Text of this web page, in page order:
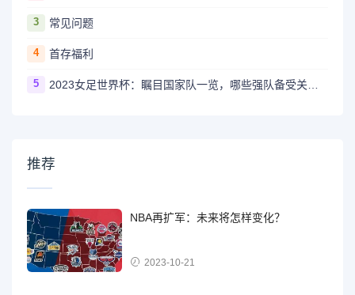
3 常见问题
4 首存福利
5 2023女足世界杯：瞩目国家队一览，哪些强队备受关注？
推荐
NBA再扩军：未来将怎样变化？
2023-10-21